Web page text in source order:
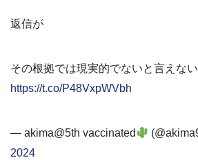
返信が
その根拠では現実的でないと言えない
https://t.co/P48VxpWVbh
— akima@5th vaccinated
2024